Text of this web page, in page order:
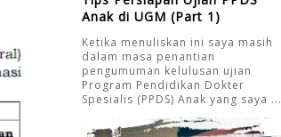
Anak di UGM (Part 1)
Ketika menuliskan ini saya masih
dalam masa penantian
pengumuman kelulusan ujian
Program Pendidikan Dokter
Spesialis (PPDS) Anak yang saya ...